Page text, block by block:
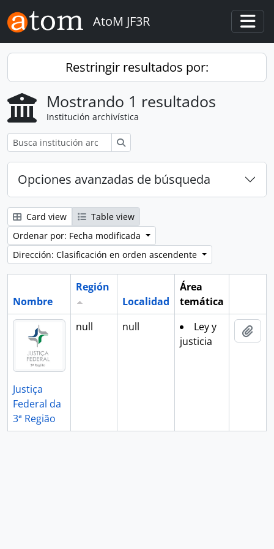
Skip to main content
AtoM JF3R
Restringir resultados por:
Mostrando 1 resultados
Institución archivística
Opciones avanzadas de búsqueda
Card view
Table view
Ordenar por: Fecha modificada
Dirección: Clasificación en orden ascendente
Nombre
Región
Localidad
Área
temática
Justiça
Federal da
3ª Região
null null
Ley y
justicia